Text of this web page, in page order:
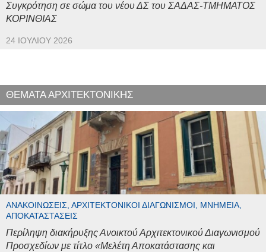
Συγκρότηση σε σώμα του νέου ΔΣ του ΣΑΔΑΣ-ΤΜΗΜΑΤΟΣ
ΚΟΡΙΝΘΙΑΣ
24 ΙΟΥΛΊΟΥ 2026
ΘΕΜΑΤΑ ΑΡΧΙΤΕΚΤΟΝΙΚΗΣ
ΑΝΑΚΟΙΝΏΣΕΙΣ, ΑΡΧΙΤΕΚΤΟΝΙΚΟΊ ΔΙΑΓΩΝΙΣΜΟΊ, ΜΝΗΜΕΊΑ,
ΑΠΟΚΑΤΑΣΤΆΣΕΙΣ
Περίληψη διακήρυξης Ανοικτού Αρχιτεκτονικού Διαγωνισμού
Προσχεδίων με τίτλο «Μελέτη Αποκατάστασης και